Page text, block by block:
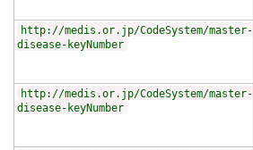
http://medis.or.jp/CodeSystem/master-
disease-keyNumber
http://medis.or.jp/CodeSystem/master-
disease-keyNumber